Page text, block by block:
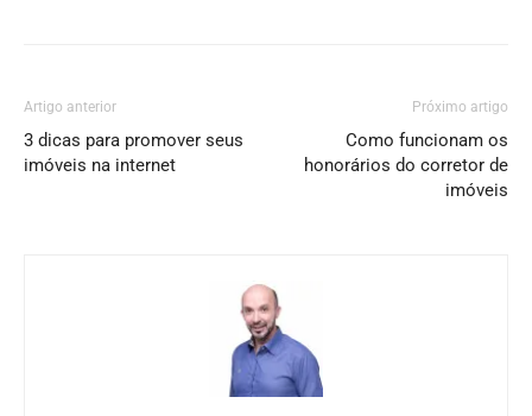
Artigo anterior
3 dicas para promover seus
imóveis na internet
Próximo artigo
Como funcionam os
honorários do corretor de
imóveis